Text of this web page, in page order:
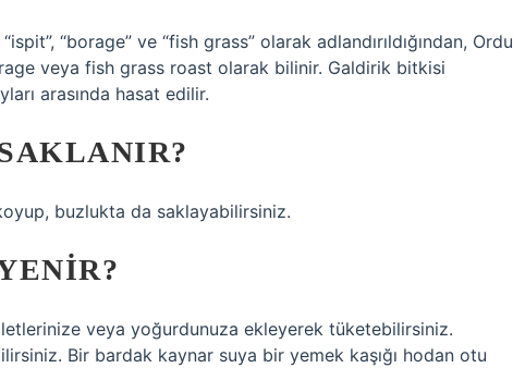
“borage” ve “fish grass” olarak adlandırıldığından, Ordu
veya fish grass roast olarak bilinir. Galdirik bitkisi
arasında hasat edilir.
buzlukta da saklayabilirsiniz.
veya yoğurdunuza ekleyerek tüketebilirsiniz.
Bir bardak kaynar suya bir yemek kaşığı hodan otu